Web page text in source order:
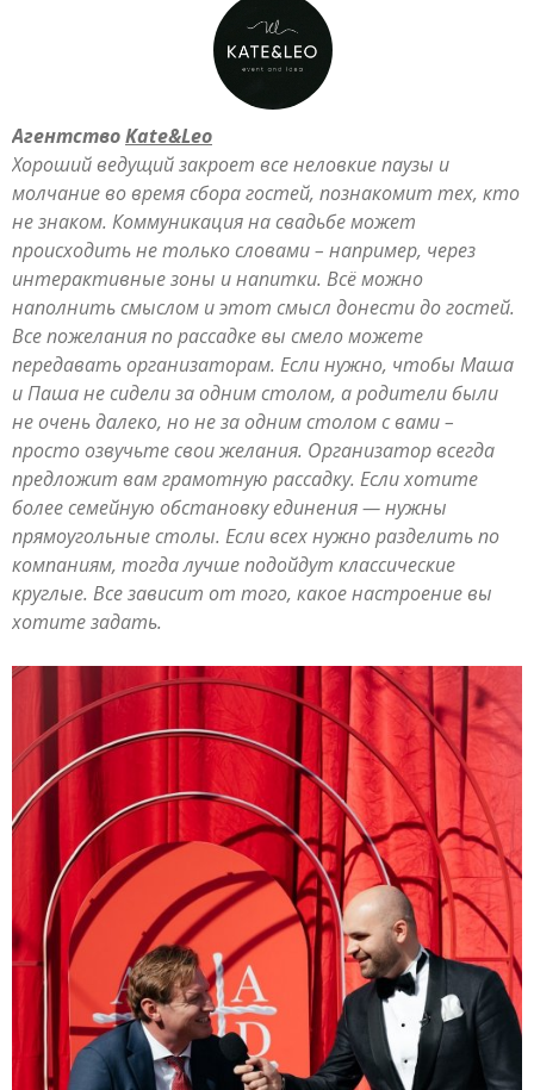
АгентствоKate&Leo
Хороший ведущий закроет все неловкие паузы и
молчание во время сбора гостей, познакомит тех, кто
не знаком. Коммуникация на свадьбе может
происходить не только словами – например, через
интерактивные зоны и напитки. Всё можно
наполнить смыслом и этот смысл донести до гостей.
Все пожелания по рассадке вы смело можете
передавать организаторам. Если нужно, чтобы Маша
и Паша не сидели за одним столом, а родители были
не очень далеко, но не за одним столом с вами –
просто озвучьте свои желания. Организатор всегда
предложит вам грамотную рассадку. Если хотите
более семейную обстановку единения — нужны
прямоугольные столы. Если всех нужно разделить по
компаниям, тогда лучше подойдут классические
круглые. Все зависит от того, какое настроение вы
хотите задать.